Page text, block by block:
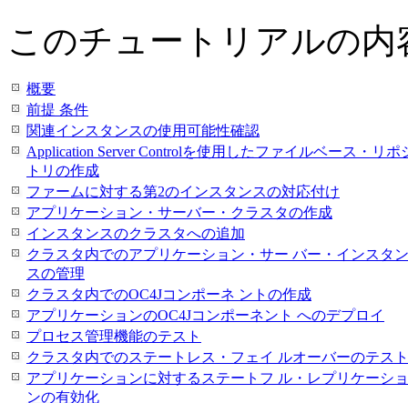
このチュートリアルの
概要
前提 条件
関連インスタンスの使用可能性確認
Application Server Controlを使用したファイルベース・リポ
トリの作成
ファームに対する第2のインスタンスの対応付け
アプリケーション・サーバー・クラスタの作成
インスタンスのクラスタへの追加
クラスタ内でのアプリケーション・サー バー・インスタン
スの管理
クラスタ内でのOC4Jコンポーネ ントの作成
アプリケーションのOC4Jコンポーネント へのデプロイ
プロセス管理機能のテスト
クラスタ内でのステートレス・フェイ ルオーバーのテスト
アプリケーションに対するステートフ ル・レプリケーショ
ンの有効化